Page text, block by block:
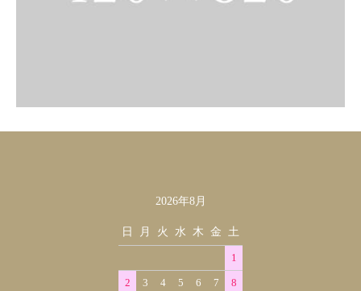
2026年8月
日 月 火 水 木 金 土
1
2 3 4 5 6 7 8